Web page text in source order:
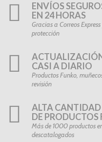
ENVÍOS
EN 24 HORAS
Gracias a Correos
protección
CASI A DIARIO
Productos Funko,
revisión
ALTA CANTIDAD
DE PRODUCTOS
Más de 1000 productos
descatalogados